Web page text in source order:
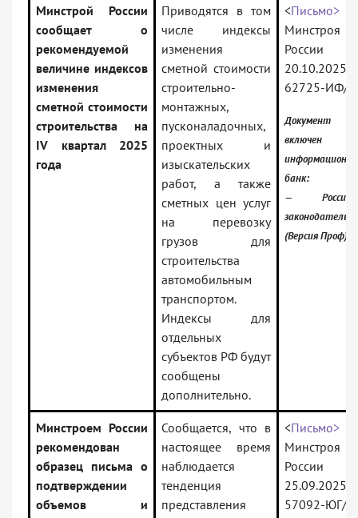
Минстрой России
сообщает о
рекомендуемой
величине индексов
изменения
сметной стоимости
строительства на
IV квартал 2025
года
Приводятся в том
числе индексы
изменения
сметной стоимости
строительно-
монтажных,
пусконаладочных,
проектных и
изыскательских
работ, а также
сметных цен услуг
на перевозку
грузов для
строительства
автомобильным
транспортом.
Индексы для
отдельных
субъектов РФ будут
сообщены
дополнительно.
<Письмо>
Минстроя
России
62725-ИФ/
Документ
включен
банк:
—
(Версия Проф)
Минстроем России
рекомендован
образец письма о
подтверждении
объемов и
Сообщается, что в
настоящее время
наблюдается
тенденция
представления
<Письмо>
Минстроя
России
57092-ЮГ/